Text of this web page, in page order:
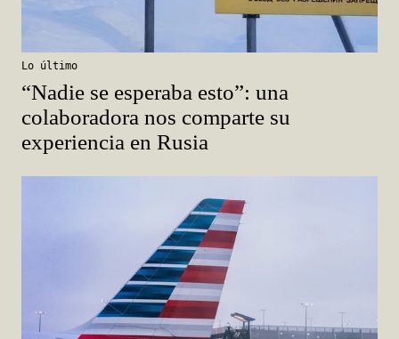
Lo último
“Nadie se esperaba esto”: una
colaboradora nos comparte su
experiencia en Rusia